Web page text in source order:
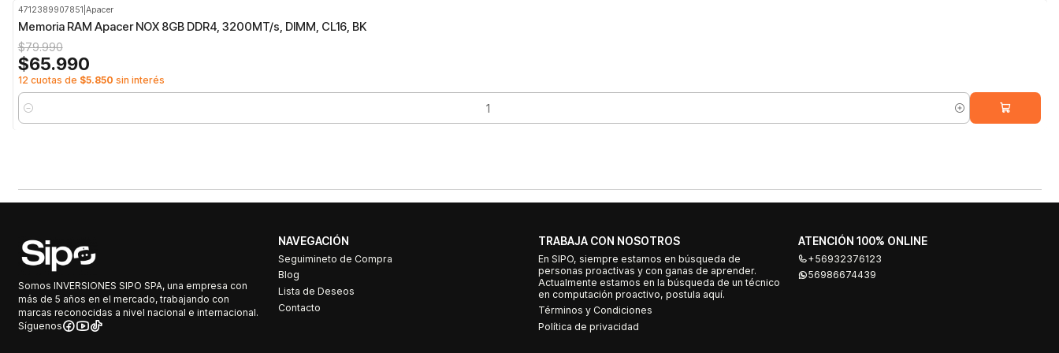
4712389907851 Apacer
Memoria RAM Apacer NOX 8GB DDR4, 3200MT/s, DIMM, CL16, BK
$79.990
$65.990
12 cuotas de $5.850 sin interés
Cantidad
Somos INVERSIONES SIPO SPA, una empresa con
más de 5 años en el mercado, trabajando con
marcas reconocidas a nivel nacional e internacional.
Síguenos
NAVEGACIÓN
Seguimineto de Compra
Blog
Lista de Deseos
Contacto
TRABAJA CON NOSOTROS
En SIPO, siempre estamos en búsqueda de
personas proactivas y con ganas de aprender.
Actualmente estamos en la búsqueda de un técnico
en computación proactivo, postula aquí.
Términos y Condiciones
Política de privacidad
ATENCIÓN 100% ONLINE
+56932376123
56986674439